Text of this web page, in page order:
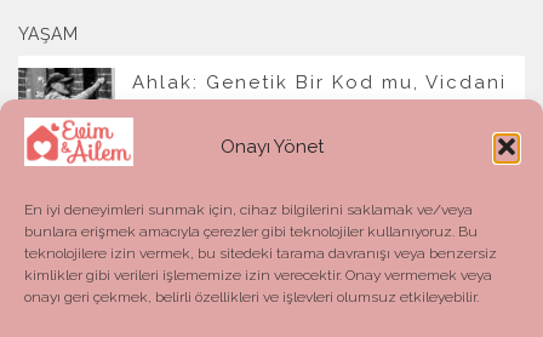
Onayı Yönet
En iyi deneyimleri sunmak için, cihaz bilgilerini saklamak ve/veya
bunlara erişmek amacıyla çerezler gibi teknolojiler kullanıyoruz. Bu
teknolojilere izin vermek, bu sitedeki tarama davranışı veya benzersiz
kimlikler gibi verileri işlememize izin verecektir. Onay vermemek veya
onayı geri çekmek, belirli özellikleri ve işlevleri olumsuz etkileyebilir.
YAŞAM
Ahlak: Genetik Bir Kod mu, Vicdani